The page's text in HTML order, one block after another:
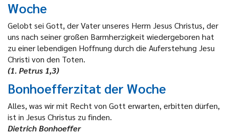
Woche
Gelobt sei Gott, der Vater unseres Herrn Jesus Christus, der
uns nach seiner großen Barmherzigkeit wiedergeboren hat
zu einer lebendigen Hoffnung durch die Auferstehung Jesu
Christi von den Toten.
(1. Petrus 1,3)
Bonhoefferzitat der Woche
Alles, was wir mit Recht von Gott erwarten, erbitten dürfen,
ist in Jesus Christus zu finden.
Dietrich Bonhoeffer